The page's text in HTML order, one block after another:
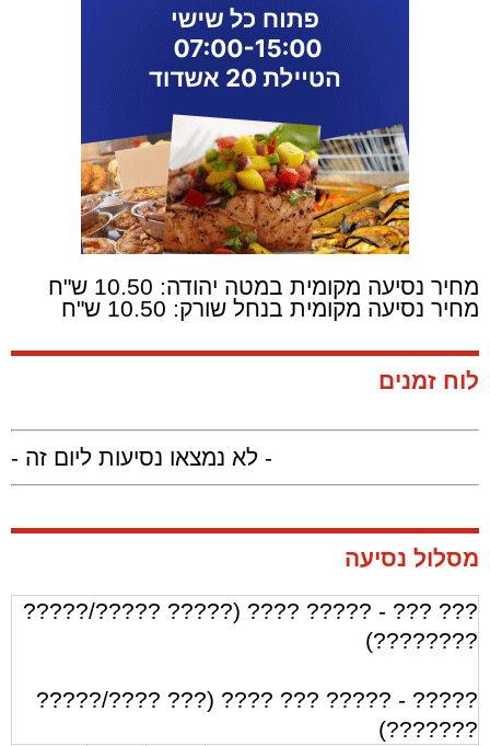
מחיר נסיעה מקומית במטה יהודה: 10.50 ש"ח
מחיר נסיעה מקומית בנחל שורק: 10.50 ש"ח
לוח זמנים
- לא נמצאו נסיעות ליום זה -
מסלול נסיעה
??? ??? - ????? ???? (????? ?????/?????
????????)
????? - ????? ??? ???? (??? ????/?????
???????)